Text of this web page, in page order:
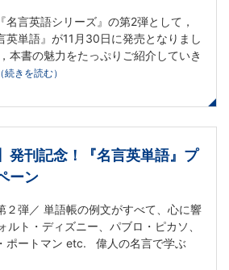
言英語シリーズ』の第2弾として，
英単語』が11月30日に発売となりまし
本書の魅力をたっぷりご紹介していき
（続きを読む）
発刊記念！『名言英単語』プ
ーン
２弾／ 単語帳の例文がすべて、心に響
ルト・ディズニー、パブロ・ピカソ、
ポートマン etc. 偉人の名言で学ぶ